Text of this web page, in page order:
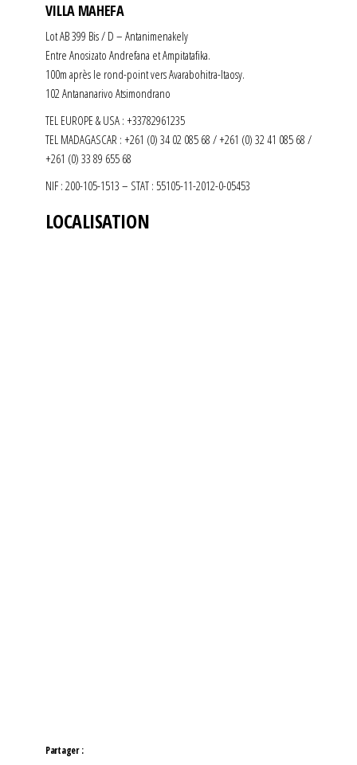
VILLA MAHEFA
Lot AB 399 Bis / D – Antanimenakely
Entre Anosizato Andrefana et Ampitatafika.
100m après le rond-point vers Avarabohitra-Itaosy.
102 Antananarivo Atsimondrano
TEL EUROPE & USA : +33782961235
TEL MADAGASCAR : +261 (0) 34 02 085 68 / +261 (0) 32 41 085 68 /
+261 (0) 33 89 655 68
NIF : 200-105-1513 – STAT : 55105-11-2012-0-05453
LOCALISATION
Partager :